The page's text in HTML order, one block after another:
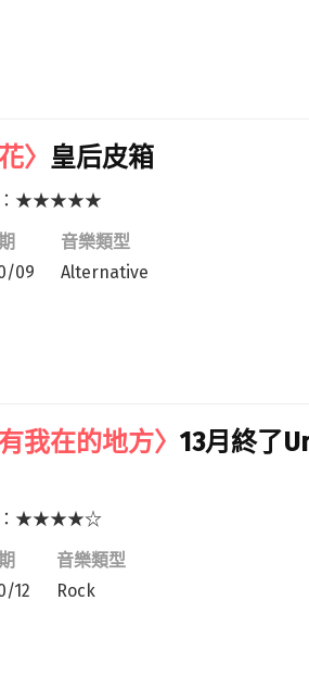
〉 皇后皮箱
：★★★★★
09
音樂類型
Alternative
有我在的地方〉13月終了
：★★★★☆
12
音樂類型
Rock